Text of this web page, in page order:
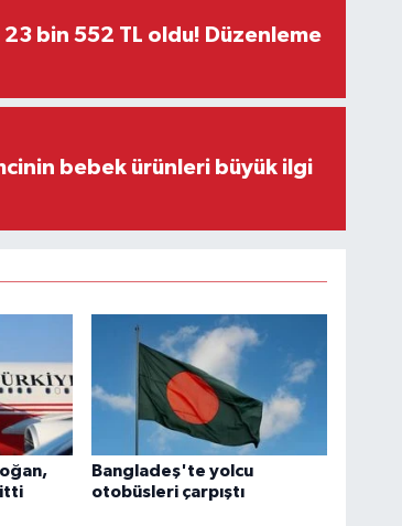
23 bin 552 TL oldu! Düzenleme
bebek ürünleri büyük ilgi
Bangladeş'te yolcu
otobüsleri çarpıştı